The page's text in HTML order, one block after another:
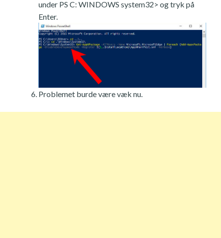
under PS C: WINDOWS system32> og tryk på
Enter.
Problemet burde være væk nu.